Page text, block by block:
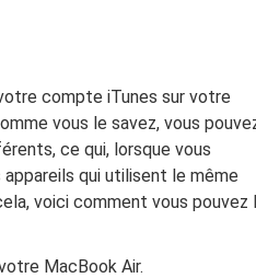
compte iTunes sur votre
vous le savez, vous
ce qui, lorsque vous
qui utilisent le même
voici comment vous pouvez
MacBook Air.